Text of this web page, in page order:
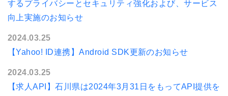
するプライバシーとセキュリティ強化および、サービス
向上実施のお知らせ
2024.03.25
【Yahoo! ID連携】Android SDK更新のお知らせ
2024.03.25
【求人API】石川県は2024年3月31日をもってAPI提供を